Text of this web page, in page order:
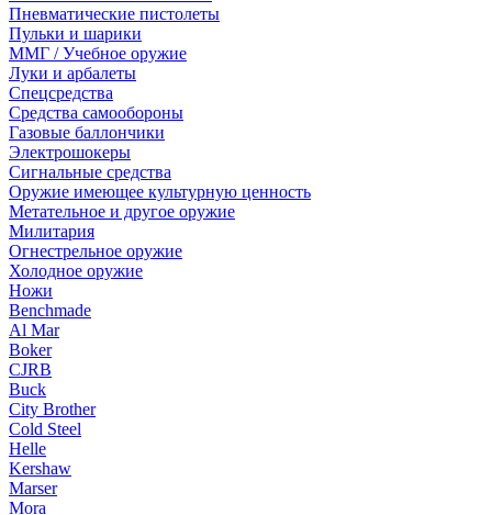
Пневматические пистолеты
Пульки и шарики
ММГ / Учебное оружие
Луки и арбалеты
Спецсредства
Средства самообороны
Газовые баллончики
Электрошокеры
Сигнальные средства
Оружие имеющее культурную ценность
Метательное и другое оружие
Милитария
Огнестрельное оружие
Холодное оружие
Ножи
Benchmade
Al Mar
Boker
CJRB
Buck
City Brother
Cold Steel
Helle
Kershaw
Marser
Mora